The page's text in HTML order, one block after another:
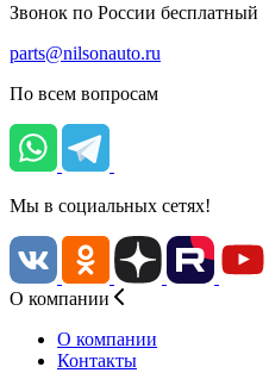
Звонок по России бесплатный
parts@nilsonauto.ru
По всем вопросам
Мы в социальных сетях!
О компании
О компании
Контакты